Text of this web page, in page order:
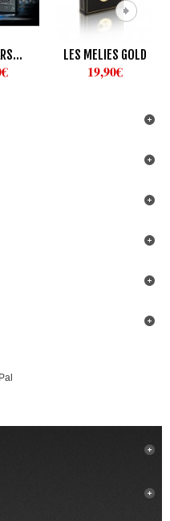
LES MELIES GOLD
19,90€